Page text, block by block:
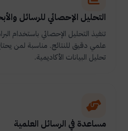
التحليل الإحصائي للرسائل
تنفيذ التحليل الإحصائي باستخدام
علمي دقيق للنتائج. مناسبة لمن
تحليل البيانات الأكاديمية.
مساعدة في الرسائل العلمية